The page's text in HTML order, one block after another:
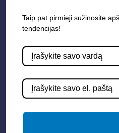
Apšvietimo sistemos
Elektros instaliacija
Lauko šviestuvai
LED juostos
Taip pat pirmieji sužinosite
tendencijas!